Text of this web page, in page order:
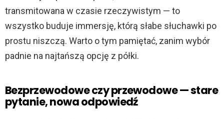
transmitowana w czasie rzeczywistym — to
wszystko buduje immersję, którą słabe słuchawki po
prostu niszczą. Warto o tym pamiętać, zanim wybór
padnie na najtańszą opcję z półki.
Bezprzewodowe czy przewodowe — stare
pytanie, nowa odpowiedź